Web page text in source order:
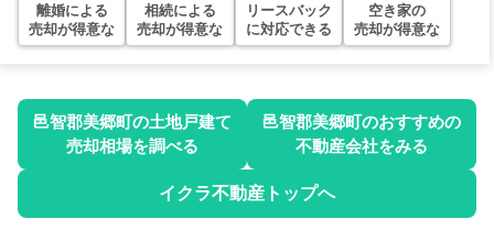
離婚による
売却が得意な
相続による
売却が得意な
リースバック
に対応できる
空き家の
売却が得意な
邑智郡美郷町の土地戸建て
売却相場を調べる
邑智郡美郷町のおすすめの
不動産会社をみる
イクラ不動産トップへ